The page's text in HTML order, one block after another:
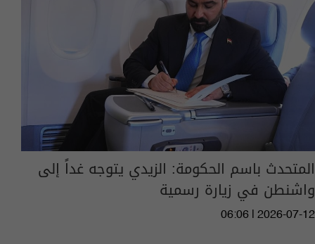
المتحدث باسم الحكومة: الزيدي يتوجه غداً إلى
واشنطن في زيارة رسمية
06:06 | 2026-07-12